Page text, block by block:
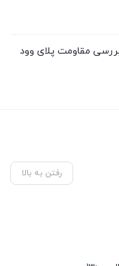
مقاومت پلای وود
رفتن به بالا